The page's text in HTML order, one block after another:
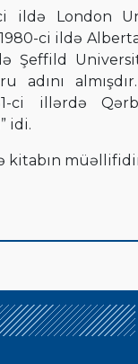
ildə London
ci ildə
Şeffild
adını
ci illərdə
idi.
kitabın